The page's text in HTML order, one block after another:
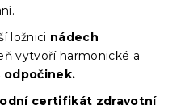
ložnici nádech
vytvoří harmonické a
odpočinek.
certifikát zdravotní